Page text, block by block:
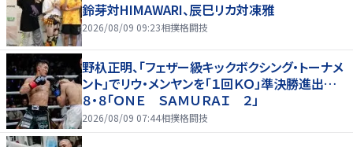
鈴芽対HIMAWARI、辰巳リカ対凍雅
2026/08/09 09:23相撲格闘技
野杁正明、「フェザー級キックボクシング・トーナメ
ント」でリウ・メンヤンを「１回ＫＯ」準決勝進出…
８・８「ＯＮＥ ＳＡＭＵＲＡＩ ２」
2026/08/09 07:44相撲格闘技